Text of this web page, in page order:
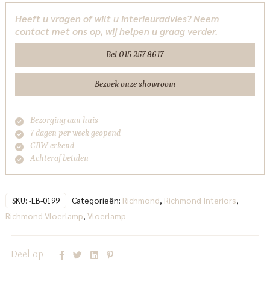
Richmond
Interiors
aantal
Heeft u vragen of wilt u interieuradvies? Neem
contact met ons op, wij helpen u graag verder.
Bel 015 257 8617
Bezoek onze showroom
Bezorging aan huis
7 dagen per week geopend
CBW erkend
Achteraf betalen
SKU: -LB-0199 Categorieën: Richmond Richmond Interiors
Richmond Vloerlamp Vloerlamp
Deel op